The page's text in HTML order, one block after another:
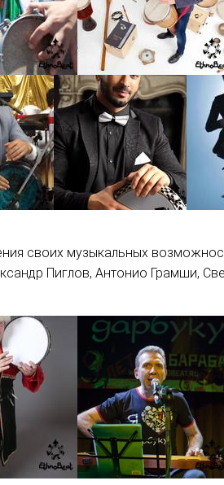
своих музыкальных
Пиглов, Антонио Грамши,